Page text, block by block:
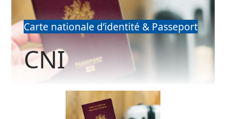
Carte nationale d’identité & Passeport
CNI